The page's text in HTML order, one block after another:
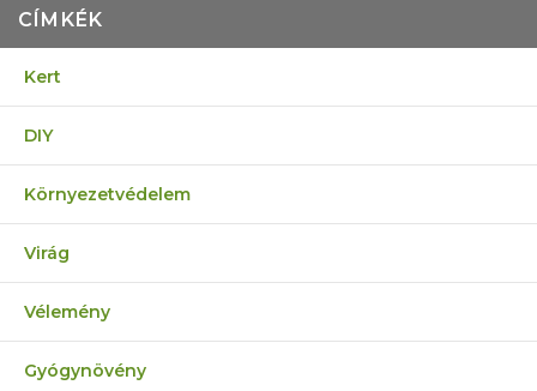
CÍMKÉK
Kert
DIY
Környezetvédelem
Virág
Vélemény
Gyógynövény